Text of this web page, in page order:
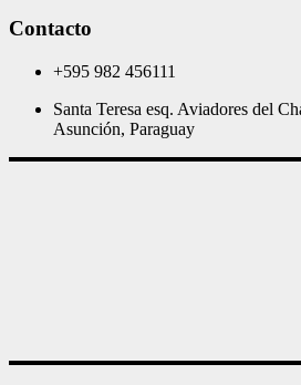
Contacto
+595 982 456111
Santa Teresa esq. Aviadores del
Asunción, Paraguay